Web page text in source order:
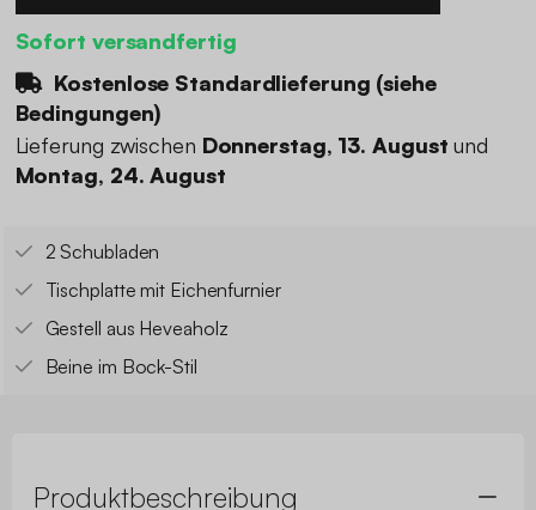
Sofort versandfertig
Kostenlose Standardlieferung (siehe
Bedingungen)
Lieferung zwischen Donnerstag, 13. August und
Montag, 24. August
2 Schubladen
Tischplatte mit Eichenfurnier
Gestell aus Heveaholz
Beine im Bock-Stil
Produktbeschreibung